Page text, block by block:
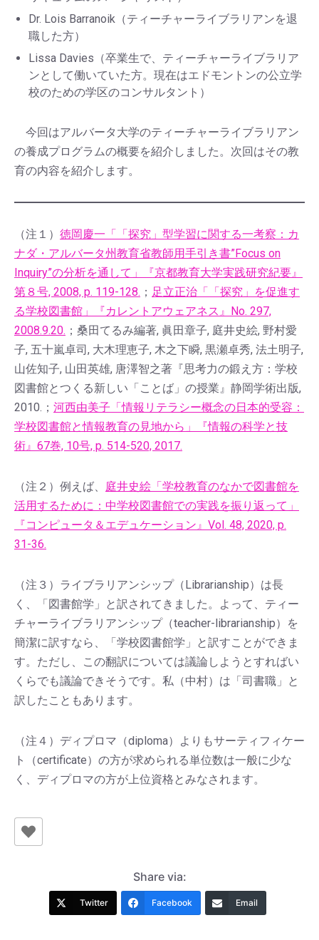
Dr. Lois Barranoik（ティーチャーライブラリアンを退
職した方）
Lissa Davies（卒業生で、ティーチャーライブラリア
ンとして働いていた方。現在はエドモントンの公立学
校のための学区のコンサルタント）
今回はアルバータ大学のティーチャーライブラリアン
の養成プログラムの概要を紹介しました。次回はその教
育の内容を紹介します。
（注１） 徳岡慶一「「探究」型学習に関する一考察：カ
ナダ・アルバータ州教育省教師用手引き書”Focus on
Inquiry”の分析を通して」『京都教育大学実践研究紀要』
第８号, 2008, p. 119-128. ； 足立正治「「探究」を促進す
る学校図書館」『カレントアウェアネス』No. 297,
2008.9.20. ；桑田てるみ編著, 眞田章子, 庭井史絵, 野村愛
子, 五十嵐卓司, 大木理恵子, 木之下瞬, 黒瀬卓秀, 法土明子,
山佐知子, 山田英雄, 唐澤智之著『思考力の鍛え方：学校
図書館とつくる新しい「ことば」の授業』静岡学術出版,
2010.； 河西由美子「情報リテラシー概念の日本的受容：
学校図書館と情報教育の見地から」『情報の科学と技
術』67巻, 10号, p. 514-520, 2017.
（注２）例えば、 庭井史絵「学校教育のなかで図書館を
活用するために：中学校図書館での実践を振り返って」
『コンピュータ＆エデュケーション』Vol. 48, 2020, p.
31-36.
（注３）ライブラリアンシップ（Librarianship）は長
く、「図書館学」と訳されてきました。よって、ティー
チャーライブラリアンシップ（teacher-librarianship）を
簡潔に訳すなら、「学校図書館学」と訳すことができま
す。ただし、この翻訳については議論しようとすればい
くらでも議論できそうです。私（中村）は「司書職」と
訳したこともあります。
（注４）ディプロマ（diploma）よりもサーティフィケー
ト（certificate）の方が求められる単位数は一般に少な
く、ディプロマの方が上位資格とみなされます。
Share via:
Twitter Facebook Email